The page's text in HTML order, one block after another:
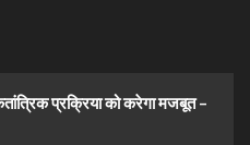
प्रक्रिया को करेगा मजबूत –